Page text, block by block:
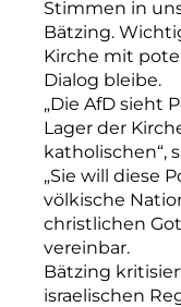
Stimmen in
Bätzing.
Kirche mit
Dialog bleibe.
„Die AfD sieht
Lager der
katholischen“,
„Sie will diese
völkische
christlichen
vereinbar.
Bätzing
israelischen